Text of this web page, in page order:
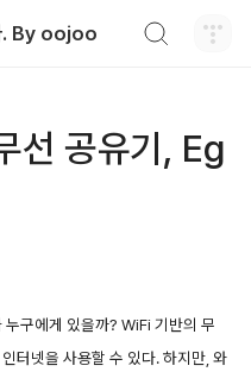
. By oojoo
선 공유기, Eg
구에게 있을까? WiFi 기반의 무
터넷을 사용할 수 있다. 하지만, 와